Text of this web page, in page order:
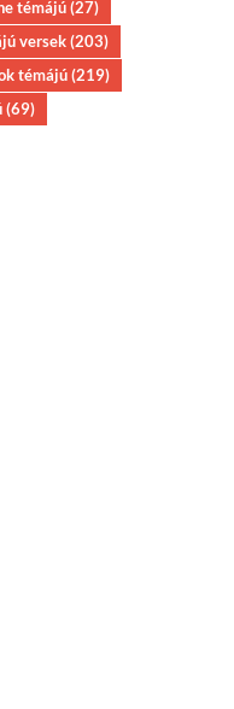
témájú(27)
versek(203)
témájú(219)
(69)